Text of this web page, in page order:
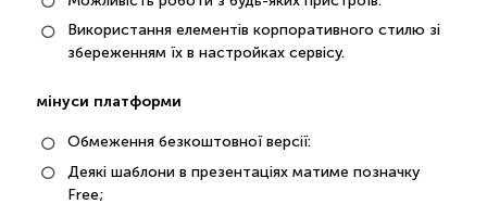
Використання елементів корпоративного стилю зі
збереженням їх в настройках сервісу.
мінуси платформи
Обмеження безкоштовної версії:
Деякі шаблони в презентаціях матиме позначку
Free;